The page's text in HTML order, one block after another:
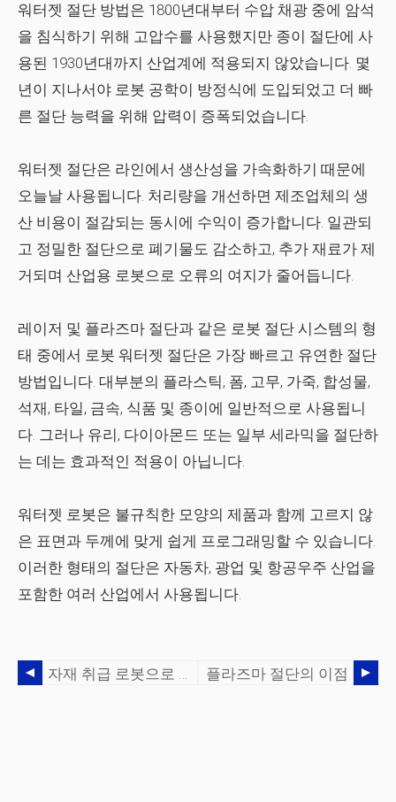
워터젯 절단 방법은 1800년대부터 수압 채광 중에 암석
을 침식하기 위해 고압수를 사용했지만 종이 절단에 사
용된 1930년대까지 산업계에 적용되지 않았습니다. 몇
년이 지나서야 로봇 공학이 방정식에 도입되었고 더 빠
른 절단 능력을 위해 압력이 증폭되었습니다.
워터젯 절단은 라인에서 생산성을 가속화하기 때문에
오늘날 사용됩니다. 처리량을 개선하면 제조업체의 생
산 비용이 절감되는 동시에 수익이 증가합니다. 일관되
고 정밀한 절단으로 폐기물도 감소하고, 추가 재료가 제
거되며 산업용 로봇으로 오류의 여지가 줄어듭니다.
레이저 및 플라즈마 절단과 같은 로봇 절단 시스템의 형
태 중에서 로봇 워터젯 절단은 가장 빠르고 유연한 절단
방법입니다. 대부분의 플라스틱, 폼, 고무, 가죽, 합성물,
석재, 타일, 금속, 식품 및 종이에 일반적으로 사용됩니
다. 그러나 유리, 다이아몬드 또는 일부 세라믹을 절단하
는 데는 효과적인 적용이 아닙니다.
워터젯 로봇은 불규칙한 모양의 제품과 함께 고르지 않
은 표면과 두께에 맞게 쉽게 프로그래밍할 수 있습니다.
이러한 형태의 절단은 자동차, 광업 및 항공우주 산업을
포함한 여러 산업에서 사용됩니다.
자재 취급 로봇으로 지방 제거 플라즈마 절단의 이점